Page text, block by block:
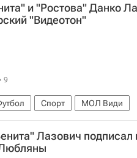
и "Ростова" Данко
"Видеотон"
9
Спорт МОЛ Види
Лазович подписал